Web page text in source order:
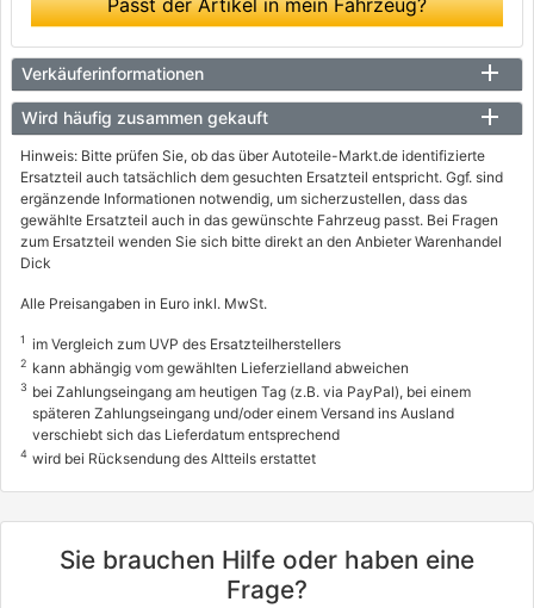
Verkäuferinformationen
Wird häufig zusammen gekauft
Hinweis: Bitte prüfen Sie, ob das über Autoteile-Markt.de identifizierte
Ersatzteil auch tatsächlich dem gesuchten Ersatzteil entspricht. Ggf. sind
ergänzende Informationen notwendig, um sicherzustellen, dass das
gewählte Ersatzteil auch in das gewünschte Fahrzeug passt. Bei Fragen
zum Ersatzteil wenden Sie sich bitte direkt an den Anbieter Warenhandel
Dick
Alle Preisangaben in Euro inkl. MwSt.
1 im Vergleich zum UVP des Ersatzteilherstellers
2 kann abhängig vom gewählten Lieferzielland abweichen
3 bei Zahlungseingang am heutigen Tag (z.B. via PayPal), bei einem
späteren Zahlungseingang und/oder einem Versand ins Ausland
verschiebt sich das Lieferdatum entsprechend
4 wird bei Rücksendung des Altteils erstattet
Sie brauchen Hilfe oder haben eine
Frage?